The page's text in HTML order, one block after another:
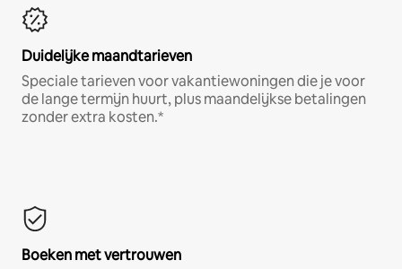
Duidelijke maandtarieven
Speciale tarieven voor vakantiewoningen die je voor
de lange termijn huurt, plus maandelijkse betalingen
zonder extra kosten.*
Boeken met vertrouwen